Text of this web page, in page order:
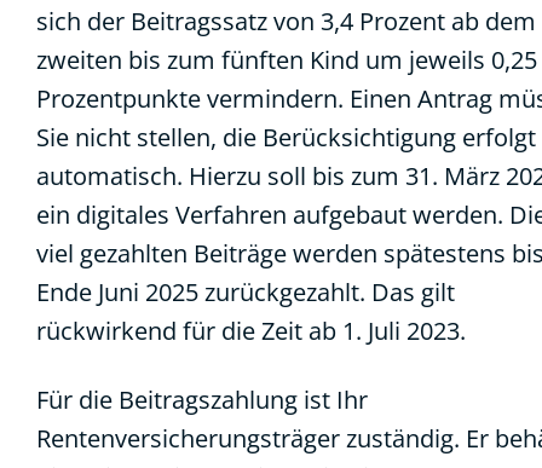
sich der Beitragssatz von 3,4 Prozent ab dem
zweiten bis zum fünften Kind um jeweils 0,25
Prozentpunkte vermindern. Einen Antrag
Sie nicht stellen, die Berücksichtigung erfolgt
automatisch. Hierzu soll bis zum 31. März
ein digitales Verfahren aufgebaut werden.
viel gezahlten Beiträge werden spätestens
Ende Juni 2025 zurückgezahlt. Das gilt
rückwirkend für die Zeit ab 1. Juli 2023.
Für die Beitragszahlung ist Ihr
Rentenversicherungsträger zuständig. Er